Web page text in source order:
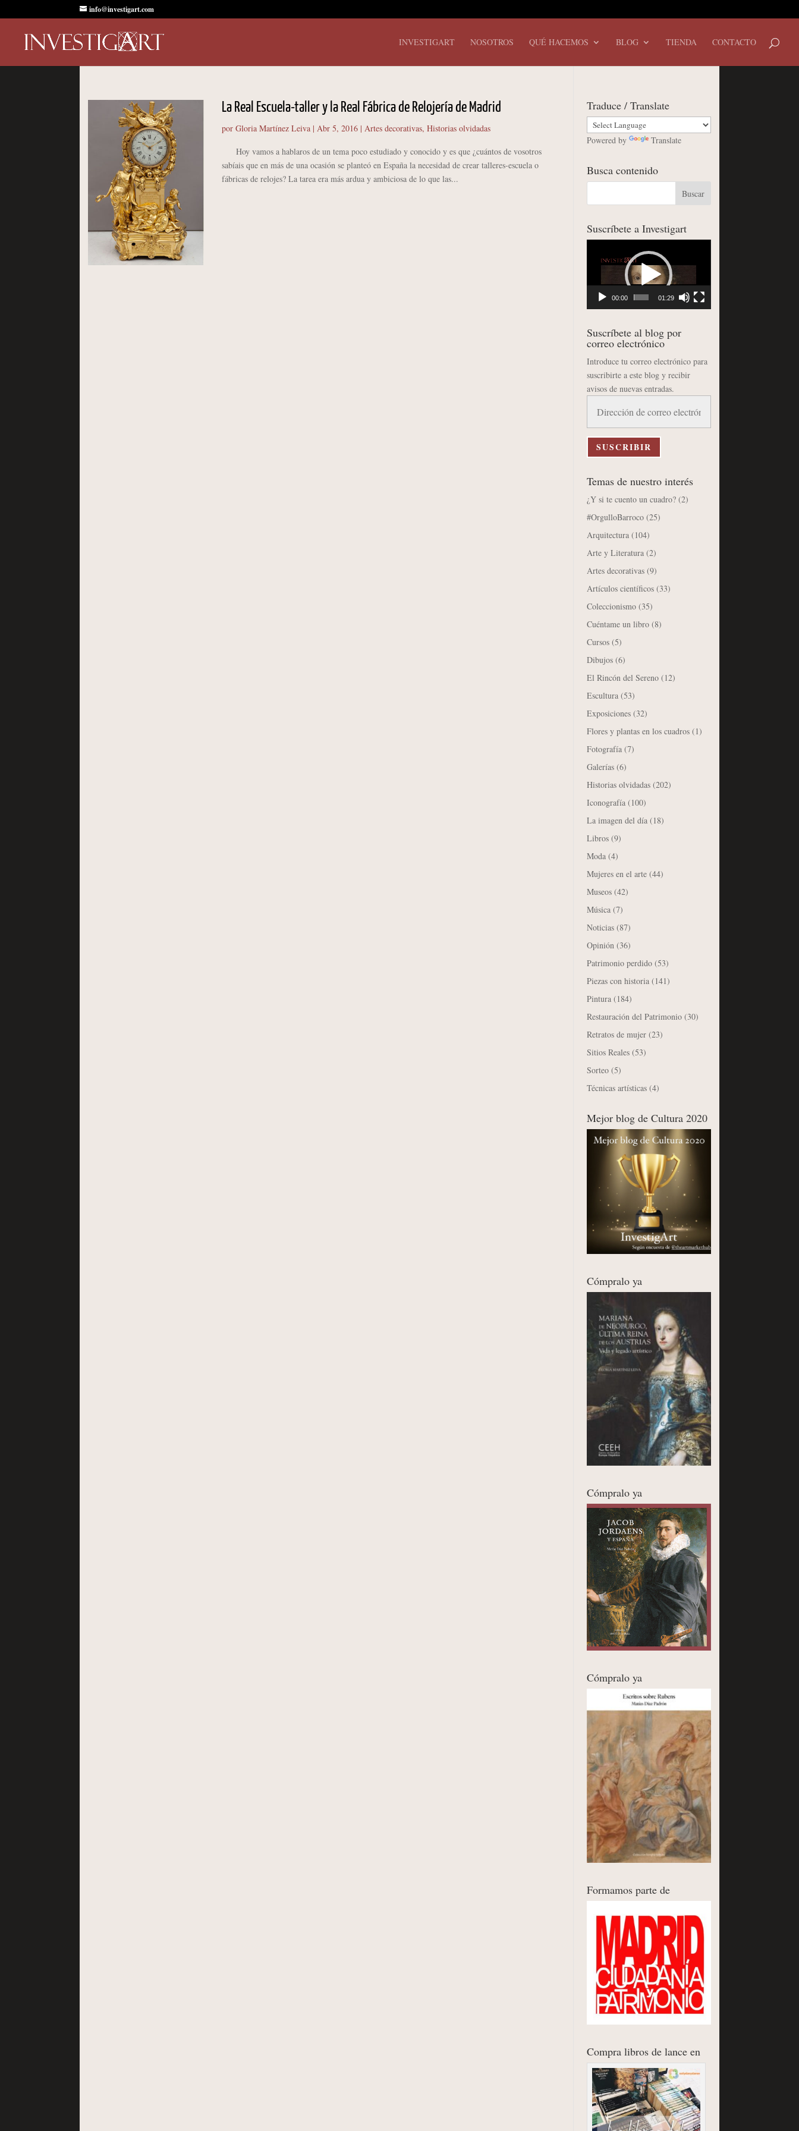
info@investigart.com
INVESTIGART NOSOTROS QUÉ HACEMOS BLOG TIENDA CONTACTO
La Real Escuela-taller y la Real Fábrica de Relojería de Madrid
por Gloria Martínez Leiva| Abr 5, 2016| Artes decorativas, Historias olvidadas
Hoy vamos a hablaros de un tema poco estudiado y conocido y es que ¿cuántos de vosotros
sabíais que en más de una ocasión se planteó en España la necesidad de crear talleres-escuela o
fábricas de relojes? La tarea era más ardua y ambiciosa de lo que las...
Traduce / Translate
Powered by Translate
Busca contenido
Suscríbete a Investigart
00:00 01:29
Suscríbete al blog por
correo electrónico
Introduce tu correo electrónico para
suscribirte a este blog y recibir
avisos de nuevas entradas.
correo
electrónico
SUSCRIBIR
Temas de nuestro interés
¿Y si te cuento un cuadro? (2)
#OrgulloBarroco (25)
Arquitectura (104)
Arte y Literatura (2)
Artes decorativas (9)
Artículos científicos (33)
Coleccionismo (35)
Cuéntame un libro (8)
Cursos (5)
Dibujos (6)
El Rincón del Sereno (12)
Escultura (53)
Exposiciones (32)
Flores y plantas en los cuadros (1)
Fotografía (7)
Galerías (6)
Historias olvidadas (202)
Iconografía (100)
La imagen del día (18)
Libros (9)
Moda (4)
Mujeres en el arte (44)
Museos (42)
Música (7)
Noticias (87)
Opinión (36)
Patrimonio perdido (53)
Piezas con historia (141)
Pintura (184)
Restauración del Patrimonio (30)
Retratos de mujer (23)
Sitios Reales (53)
Sorteo (5)
Técnicas artísticas (4)
Mejor blog de Cultura 2020
Cómpralo ya
Cómpralo ya
Cómpralo ya
Formamos parte de
Compra libros de lance en